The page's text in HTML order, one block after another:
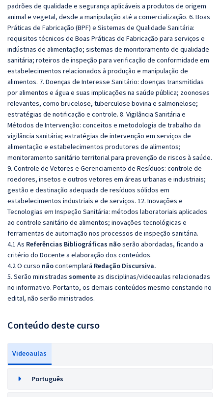
padrões de qualidade e segurança aplicáveis a produtos de origem
animal e vegetal, desde a manipulação até a comercialização. 6. Boas
Práticas de Fabricação (BPF) e Sistemas de Qualidade Sanitária:
requisitos técnicos de Boas Práticas de Fabricação para serviços e
indústrias de alimentação; sistemas de monitoramento de qualidade
sanitária; roteiros de inspeção para verificação de conformidade em
estabelecimentos relacionados à produção e manipulação de
alimentos. 7. Doenças de Interesse Sanitário: doenças transmitidas
por alimentos e água e suas implicações na saúde pública; zoonoses
relevantes, como brucelose, tuberculose bovina e salmonelose;
estratégias de notificação e controle. 8. Vigilância Sanitária e
Métodos de Intervenção: conceitos e metodologia de trabalho da
vigilância sanitária; estratégias de intervenção em serviços de
alimentação e estabelecimentos produtores de alimentos;
monitoramento sanitário territorial para prevenção de riscos à saúde.
9. Controle de Vetores e Gerenciamento de Resíduos: controle de
roedores, insetos e outros vetores em áreas urbanas e industriais;
gestão e destinação adequada de resíduos sólidos em
estabelecimentos industriais e de serviços. 12. Inovações e
Tecnologias em Inspeção Sanitária: métodos laboratoriais aplicados
ao controle sanitário de alimentos; inovações tecnológicas e
ferramentas de automação nos processos de inspeção sanitária.
4.1 As Referências Bibliográficas nãoserão abordadas, ficando a
critério do Docente a elaboração dos conteúdos.
4.2 O curso nãocontemplará Redação Discursiva.
5. Serão ministradas somenteas disciplinas/videoaulas relacionadas
no informativo. Portanto, os demais conteúdos mesmo constando no
edital, não serão ministrados.
Conteúdo deste curso
Videoaulas
Português